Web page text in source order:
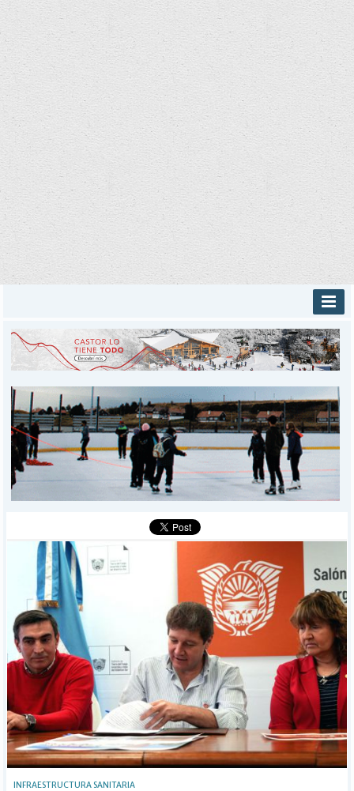
INICIO
PROVINCIALES
DEPORTES
POLICIALES
I-DIARIO
MÁS
BÚSQUEDA
INFRAESTRUCTURA SANITARIA